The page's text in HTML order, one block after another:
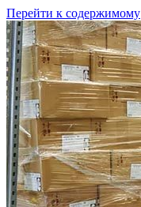
Перейти к содержимому